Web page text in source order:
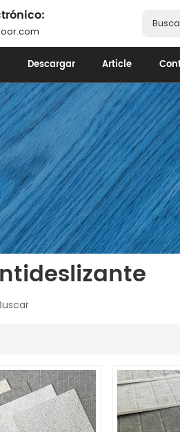
Descargar Article